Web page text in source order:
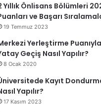
Yıllık Önlisans Bölümleri
ve Başarı
19 Temmuz 2023
Yerleştirme
Geçiş Nasıl Yapılır?
8 Ocak 2020
Kayıt
Yapılır?
17 Kasım 2023